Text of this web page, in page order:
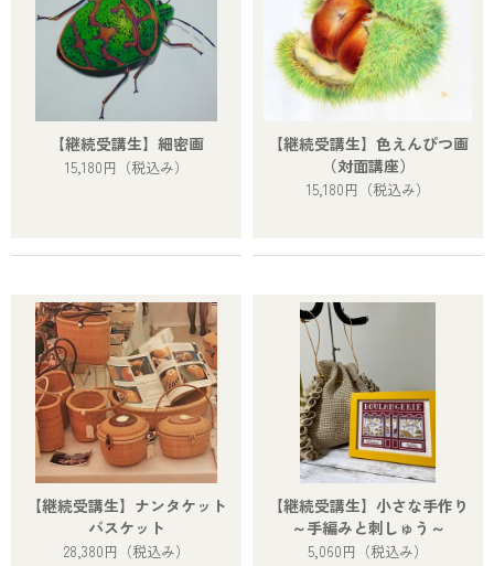
【継続受講生】細密画
15,180円 （税込み）
【継続受講生】色えんぴつ画
（対面講座）
15,180円 （税込み）
【継続受講生】ナンタケット
バスケット
28,380円 （税込み）
【継続受講生】小さな手作り
～手編みと刺しゅう～
5,060円 （税込み）